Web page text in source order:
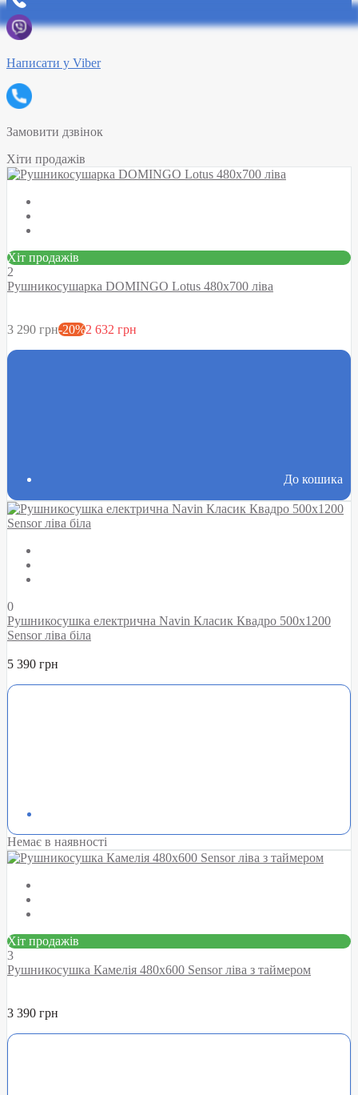
Написати у Viber
Замовити дзвінок
Хіти продажів
Хіт продажів
2
Рушникосушарка DOMINGO Lotus 480х700 ліва
3 290 грн-20%2 632 грн
До кошика
0
Рушникосушка електрична Navin Класик Квадро 500х1200
Sensor ліва біла
5 390 грн
Немає в наявності
Хіт продажів
3
Рушникосушка Камелія 480х600 Sensor ліва з таймером
3 390 грн